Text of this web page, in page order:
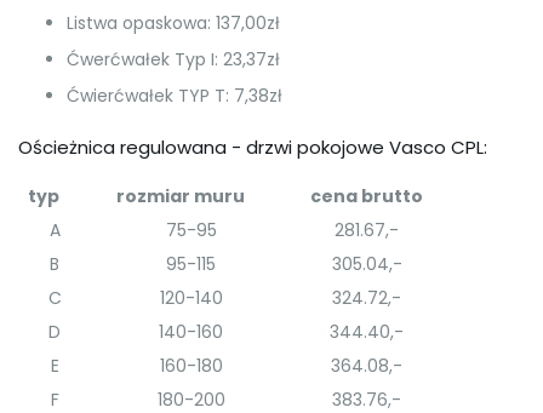
Listwa opaskowa: 137,00zł
Ćwerćwałek Typ I: 23,37zł
Ćwierćwałek TYP T: 7,38zł
Ościeżnica regulowana - drzwi pokojowe Vasco CPL:
typ rozmiar muru
cena brutto
A
75-95
281.67,-
B
95-115
305.04,-
C
120-140
324.72,-
D
140-160
344.40,-
E
160-180
364.08,-
F
180-200
383.76,-